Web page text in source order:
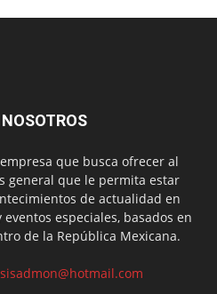
que busca ofrecer al
general que le permita estar
de actualidad en
especiales, basados en
de la República Mexicana.